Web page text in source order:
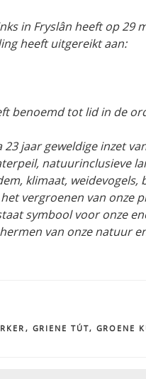
in Fryslân heeft op 29
heeft uitgereikt aan:
benoemd tot lid in de
jaar geweldige inzet
natuurinclusieve
klimaat, weidevogels,
vergroenen van onze
symbool voor onze
van onze natuur
, GRIENE TÚT, GROENE